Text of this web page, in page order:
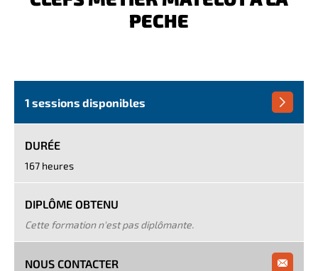
PECHE
1 sessions disponibles
DURÉE
167 heures
DIPLÔME OBTENU
Cette formation n'est pas diplômante.
NOUS CONTACTER